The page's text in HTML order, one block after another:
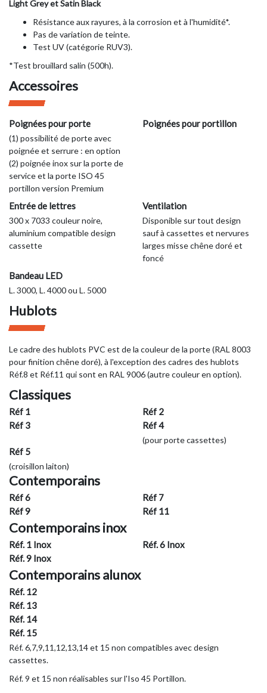
Light Grey et Satin Black
Résistance aux rayures, à la corrosion et à l'humidité*.
Pas de variation de teinte.
Test UV (catégorie RUV3).
*Test brouillard salin (500h).
Accessoires
Poignées pour porte
(1) possibilité de porte avec
poignée et serrure : en option
(2) poignée inox sur la porte de
service et la porte ISO 45
portillon version Premium
Poignées pour portillon
Entrée de lettres
300 x 7033 couleur noire,
aluminium compatible design
cassette
Ventilation
Disponible sur tout design
sauf à cassettes et nervures
larges misse chêne doré et
foncé
Bandeau LED
L. 3000, L. 4000 ou L. 5000
Hublots
Le cadre des hublots PVC est de la couleur de la porte (RAL 8003
pour finition chêne doré), à l'exception des cadres des hublots
Réf.8 et Réf.11 qui sont en RAL 9006 (autre couleur en option).
Classiques
Réf 1
Réf 2
Réf 3
Réf 4
(pour porte cassettes)
Réf 5
(croisillon laiton)
Contemporains
Réf 6
Réf 7
Réf 9
Réf 11
Contemporains inox
Réf. 1 Inox
Réf. 6 Inox
Réf. 9 Inox
Contemporains alunox
Réf. 12
Réf. 13
Réf. 14
Réf. 15
Réf. 6,7,9,11,12,13,14 et 15 non compatibles avec design
cassettes.
Réf. 9 et 15 non réalisables sur l'Iso 45 Portillon.